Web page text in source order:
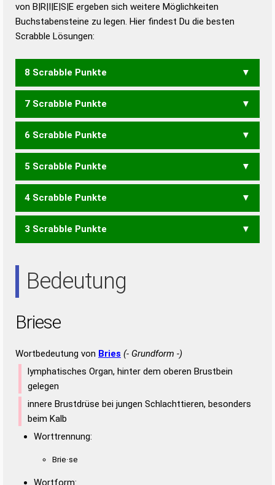
Duden – Die deutsche Grammatik
Duden – Deutsches
von B|R|I|E|S|E ergeben sich weitere Möglichkeiten
Buchstabensteine zu legen. Hier findest Du die besten
Scrabble Lösungen:
8 Scrabble Punkte
BEREIS BIERES BREIES
7 Scrabble Punkte
BIERE BIERS BIESE BREIE
ERBSE REIBE RIEBE SERBE SIEBE
6 Scrabble Punkte
BIER BISE BREI EBER
5 Scrabble Punkte
BEI BIS ERB REISE SERIE
4 Scrabble Punkte
EIER EIES EIRE EISE REIS
3 Scrabble Punkte
Bedeutung
Briese
Wortbedeutung von Bries (- Grundform -)
lymphatisches Organ, hinter dem oberen Brustbein
gelegen
innere Brustdrüse bei jungen Schlachttieren, besonders
beim Kalb
Worttrennung:
Brie·se
Wortform: